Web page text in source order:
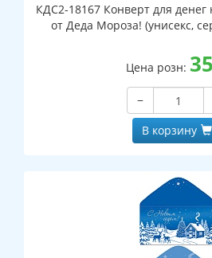
КДС2-18167 Конверт для денег
от Деда Мороза! (унисекс,
Цена розн: 35
−
В корзину